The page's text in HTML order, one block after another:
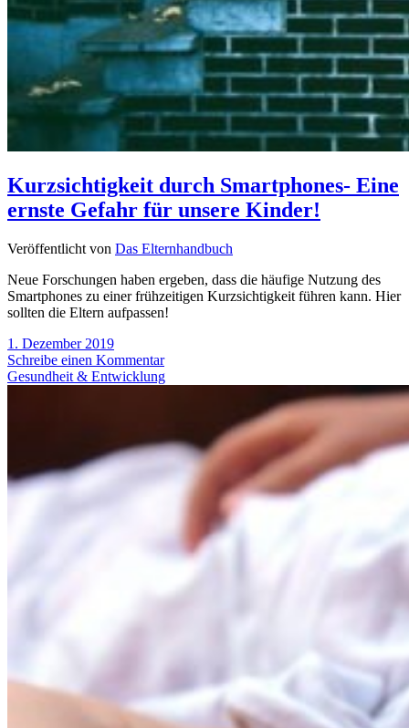
Kurzsichtigkeit durch Smartphones- Eine
ernste Gefahr für unsere Kinder!
Veröffentlicht von Das Elternhandbuch
Neue Forschungen haben ergeben, dass die häufige Nutzung des
Smartphones zu einer frühzeitigen Kurzsichtigkeit führen kann. Hier
sollten die Eltern aufpassen!
1. Dezember 2019
Schreibe einen Kommentar
Gesundheit & Entwicklung